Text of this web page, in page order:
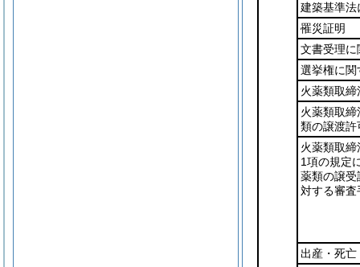
建築基準法
罹災証明
文書受理に
選挙権に関
火薬類取
火薬類取
類の譲渡許
火薬類取
1項の規定
薬類の譲受
対する審査
出産・死亡